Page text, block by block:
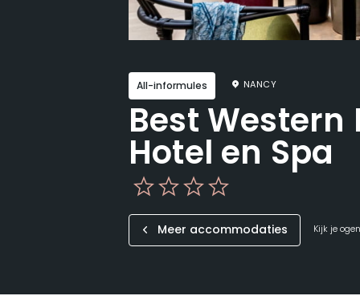
All-informules NANCY
Best
Hotel en Spa
Meer accommodaties Kijk je